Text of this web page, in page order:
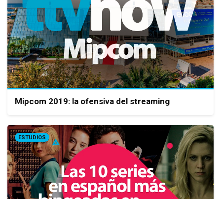
Mipcom 2019: la ofensiva del streaming
ESTUDIOS